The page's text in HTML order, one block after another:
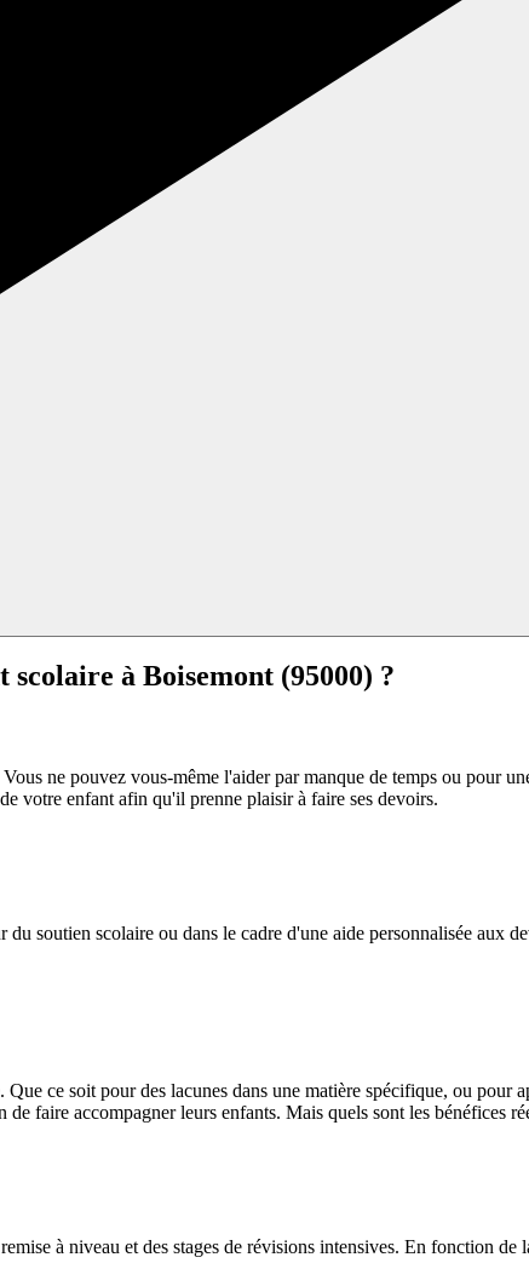
scolaire à Boisemont (95000) ?
ne pouvez vous-même l'aider par manque de temps ou pour
votre enfant afin qu'il prenne plaisir à faire ses devoirs.
soutien scolaire ou dans le cadre d'une aide personnalisée aux
ce soit pour des lacunes dans une matière spécifique, ou pour
faire accompagner leurs enfants. Mais quels sont les bénéfices
à niveau et des stages de révisions intensives. En fonction